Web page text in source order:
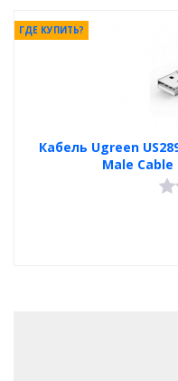
Кабель Ugreen
Male Cable
ГДЕ КУПИТЬ?